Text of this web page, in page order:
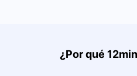
¿Por qué